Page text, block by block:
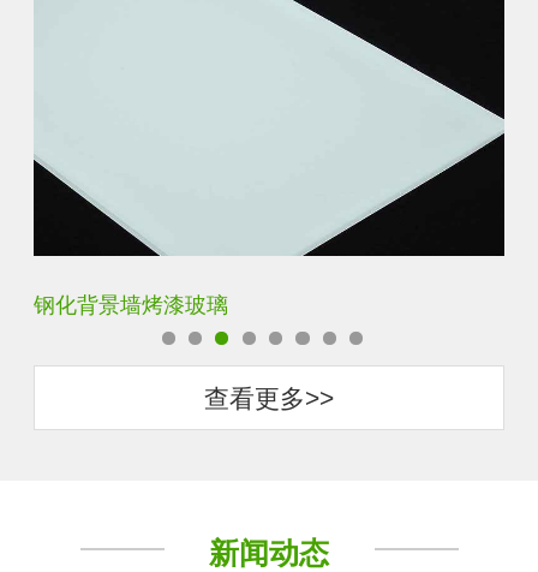
钢化背景墙烤漆玻璃
查看更多>>
新闻动态